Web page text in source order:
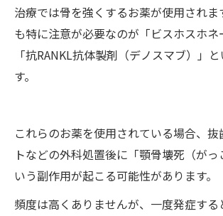
治療では骨を強くするお薬が使用され
も特に注意が必要なのが「ビスホスホネ
「抗RANKL抗体製剤（デノスマブ）」
す。
これらのお薬を使用されている場合、
トなどの外科処置後に「顎骨壊死（がっ
いう副作用が起こる可能性があります。
頻度は高くありませんが、一度発症す